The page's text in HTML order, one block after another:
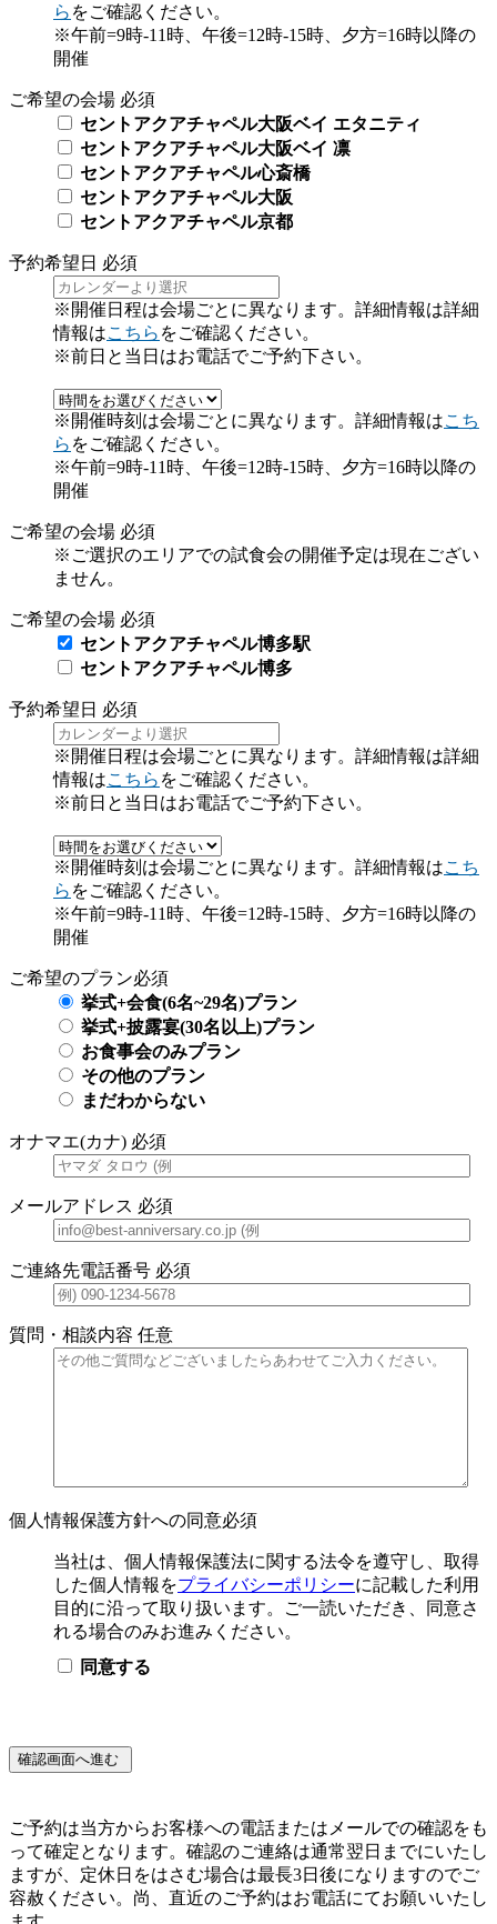
ら をご確認ください。
※午前=9時-11時、午後=12時-15時、夕方=16時以降の
開催
ご希望の会場 必須
セントアクアチャペル大阪ベイ エタニティ
セントアクアチャペル大阪ベイ 凛
セントアクアチャペル心斎橋
セントアクアチャペル大阪
セントアクアチャペル京都
予約希望日 必須
※開催日程は会場ごとに異なります。詳細情報は詳細
情報はこちら をご確認ください。
※前日と当日はお電話でご予約下さい。
※開催時刻は会場ごとに異なります。詳細情報はこち
ら をご確認ください。
※午前=9時-11時、午後=12時-15時、夕方=16時以降の
開催
ご希望の会場 必須
※ご選択のエリアでの試食会の開催予定は現在ござい
ません。
ご希望の会場 必須
セントアクアチャペル博多駅
セントアクアチャペル博多
予約希望日 必須
※開催日程は会場ごとに異なります。詳細情報は詳細
情報はこちら をご確認ください。
※前日と当日はお電話でご予約下さい。
※開催時刻は会場ごとに異なります。詳細情報はこち
ら をご確認ください。
※午前=9時-11時、午後=12時-15時、夕方=16時以降の
開催
ご希望のプラン必須
挙式+会食(6名~29名)プラン
挙式+披露宴(30名以上)プラン
お食事会のみプラン
その他のプラン
まだわからない
オナマエ(カナ) 必須
メールアドレス 必須
ご連絡先電話番号 必須
質問・相談内容 任意
個人情報保護方針への同意必須
当社は、個人情報保護法に関する法令を遵守し、取得
した個人情報をプライバシーポリシーに記載した利用
目的に沿って取り扱います。ご一読いただき、同意さ
れる場合のみお進みください。
同意する
ご予約は当方からお客様への電話またはメールでの確認をも
って確定となります。確認のご連絡は通常翌日までにいたし
ますが、定休日をはさむ場合は最長3日後になりますのでご
容赦ください。尚、直近のご予約はお電話にてお願いいたし